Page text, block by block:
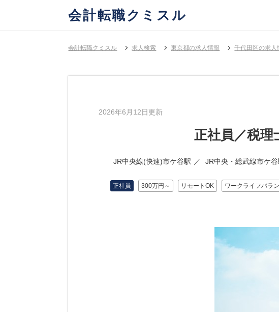
会計転職クミスル
会計転職クミスル 求人検索 東京都の求人情報 千代田区の求人
2026年6月12日更新
正社員／税
JR中央線(快速)市ケ谷駅 JR中央・総武線市ケ谷
正社員 300万円～ リモートOK ワークライフバラ